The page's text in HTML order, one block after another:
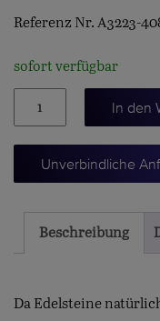
Referenz Nr. A3223-
sofort verfügbar
Ohrringe
Menge
In den
Unverbindliche
Beschreibung
Da Edelsteine